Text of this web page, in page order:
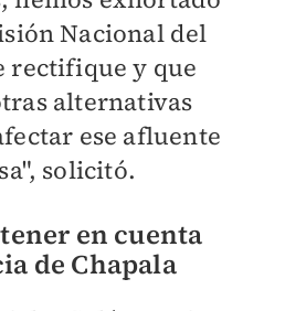
Nacional del
rectifique y que
alternativas
ese afluente
solicitó.
en cuenta
de Chapala